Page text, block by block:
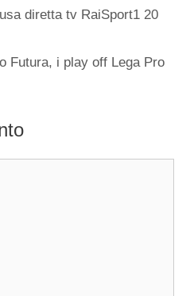
diretta tv RaiSport1 20
Futura, i play off Lega Pro